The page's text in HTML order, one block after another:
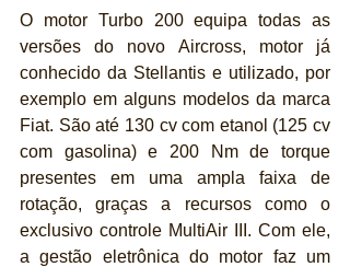
O motor Turbo 200 equipa todas as
versões do novo Aircross, motor já
conhecido da Stellantis e utilizado, por
exemplo em alguns modelos da marca
Fiat. São até 130 cv com etanol (125 cv
com gasolina) e 200 Nm de torque
presentes em uma ampla faixa de
rotação, graças a recursos como o
exclusivo controle MultiAir III. Com ele,
a gestão eletrônica do motor faz um